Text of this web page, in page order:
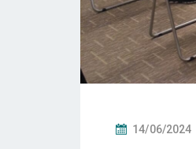
P
14/06/2024